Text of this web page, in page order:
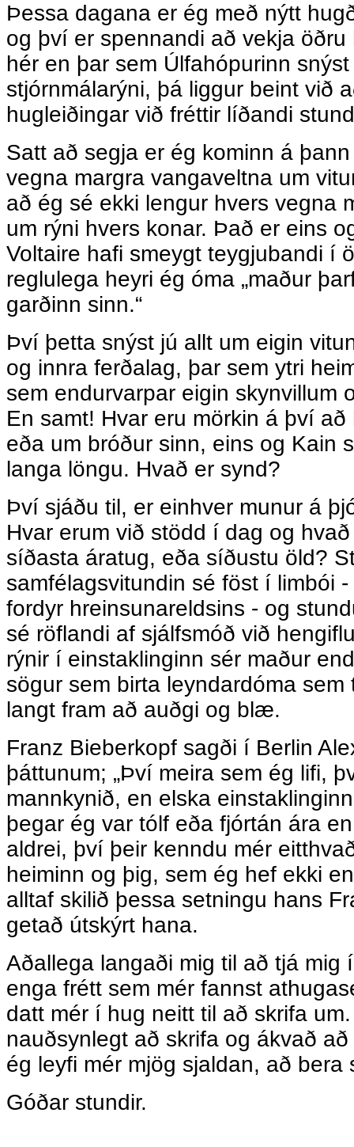
Þessa dagana er ég með nýtt
og því er spennandi að vekja
hér en þar sem Úlfahópurinn
stjórnmálarýni, þá liggur beint við
hugleiðingar við fréttir líðandi
Satt að segja er ég kominn á
vegna margra vangaveltna um
að ég sé ekki lengur hvers vegna
um rýni hvers konar. Það er eins
Voltaire hafi smeygt teygjubandi í
reglulega heyri ég óma „maður
garðinn sinn.“
Því þetta snýst jú allt um eigin
og innra ferðalag, þar sem ytri
sem endurvarpar eigin skynvillum
En samt! Hvar eru mörkin á því
eða um bróður sinn, eins og Kain
langa löngu. Hvað er synd?
Því sjáðu til, er einhver munur á
Hvar erum við stödd í dag og
síðasta áratug, eða síðustu öld?
samfélagsvitundin sé föst í limbói
fordyr hreinsunareldsins - og
sé röflandi af sjálfsmóð við
rýnir í einstaklinginn sér maður
sögur sem birta leyndardóma sem
langt fram að auðgi og blæ.
Franz Bieberkopf sagði í Berlin
þáttunum; „Því meira sem ég lifi,
mannkynið, en elska
þegar ég var tólf eða fjórtán ára
aldrei, því þeir kenndu mér
heiminn og þig, sem ég hef ekki
alltaf skilið þessa setningu hans
getað útskýrt hana.
Aðallega langaði mig til að tjá mig
enga frétt sem mér fannst
datt mér í hug neitt til að skrifa
nauðsynlegt að skrifa og ákvað
ég leyfi mér mjög sjaldan, að bera
Góðar stundir.